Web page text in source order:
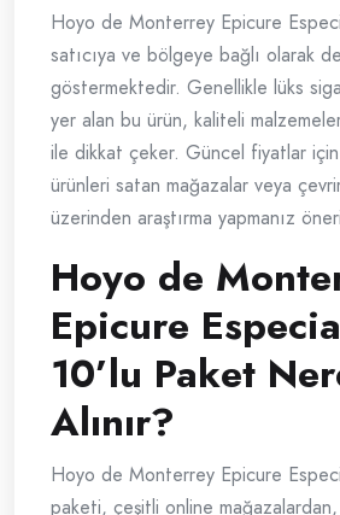
Hoyo de Monterrey Epicure
satıcıya ve bölgeye bağlı olarak
göstermektedir. Genellikle lüks
yer alan bu ürün, kaliteli
ile dikkat çeker. Güncel fiyatlar
ürünleri satan mağazalar veya
üzerinden araştırma yapmanız
Hoyo de
Epicure
10’lu Paket
Alınır?
Hoyo de Monterrey Epicure
paketi, çeşitli online